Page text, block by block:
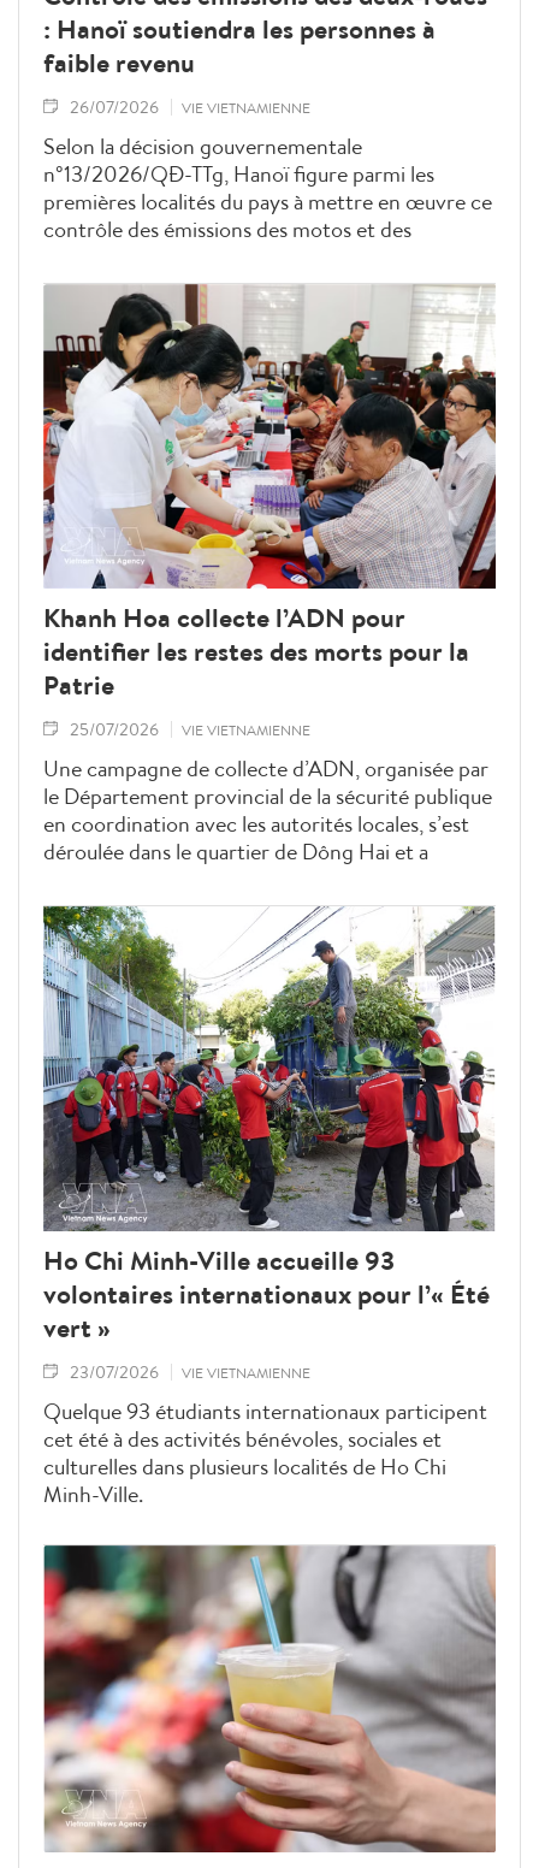
: Hanoï soutiendra les personnes à
faible revenu
26/07/2026 VIE VIETNAMIENNE
Selon la décision gouvernementale
n°13/2026/QĐ-TTg, Hanoï figure parmi les
premières localités du pays à mettre en œuvre ce
contrôle des émissions des motos et des
atmosphérique.
Khanh Hoa collecte l’ADN pour
identifier les restes des morts pour la
Patrie
25/07/2026 VIE VIETNAMIENNE
Une campagne de collecte d’ADN, organisée par
le Département provincial de la sécurité publique
en coordination avec les autorités locales, s’est
déroulée dans le quartier de Dông Hai et a
communes de Dông Hai, Phan Rang, Dô Vinh,
My Son et Bao An.
Ho Chi Minh-Ville accueille 93
volontaires internationaux pour l’« Été
vert »
23/07/2026 VIE VIETNAMIENNE
Quelque 93 étudiants internationaux participent
cet été à des activités bénévoles, sociales et
culturelles dans plusieurs localités de Ho Chi
Minh-Ville.